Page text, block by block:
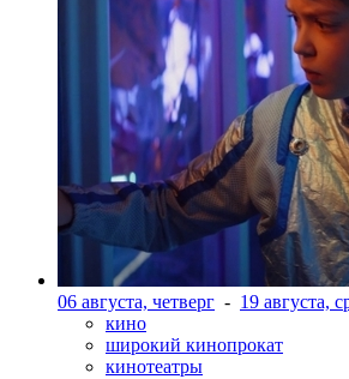
06 августа, четверг - 19 августа,
кино
широкий кинопрокат
кинотеатры